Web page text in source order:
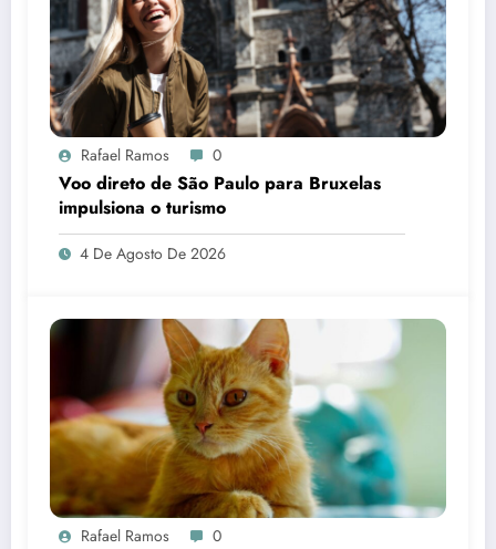
Rafael Ramos 0
Voo direto de São Paulo para Bruxelas
impulsiona o turismo
4 De Agosto De 2026
Rafael Ramos 0